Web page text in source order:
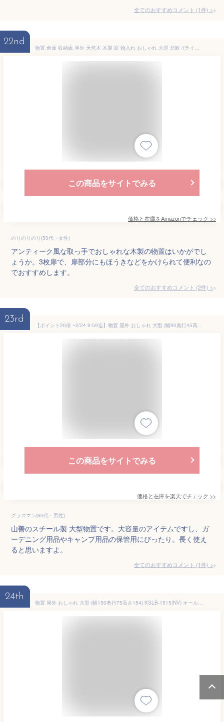
全てのおすすめコメント (1件) >
22nd
物置 倉庫 収納庫 屋外 天然木 木製 庭 物入れ おしゃれ 大型 北欧 /(ライトブラウン)
この商品をサイトでみる
価格と在庫をAmazonでチェック >>
のりのりのり(50代・女性)
アンティーク風な取っ手でおしゃれな木製の物置はいかがでし
ょうか。3枚扉で、扉部分にもほうきなどをかけられて便利なの
でおすすめします。
全てのおすすめコメント (2件) >
23rd
【ポイント20倍 ~2/24 9:59迄】物置 屋外 おしゃれ 大型 (幅90奥行45高さ154) HSSB-0915スチール収納庫 スチール物置 物置き 大容量 山善 YAMAZEN ガーデンマスター 【送料無料】 0217P
この商品をサイトでみる
価格と在庫を楽天でチェック >>
グラスマン(60代・男性)
山善のスチール製 大型物置です。大容量のアイテムですし、ガ
ーデニング用品やキャンプ用品の保管用にぴったり。長く使え
ると思いますよ。
全てのおすすめコメント (1件) >
24th
物置 屋外 おしゃれ 大型 (幅150奥行75高さ154) KSLB-1515(NV) オールネイビー スチール収納庫 スチール物置 物置き 大容量 山善 YAMAZEN ガーデンマスター 【送料無料】